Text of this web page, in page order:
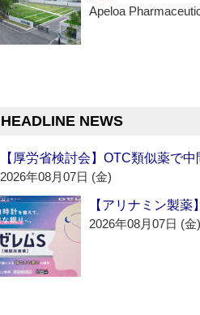
Apeloa
HEADLINE NEWS
【厚労省検討会】OTC類似薬で
2026年08月07日 (金)
【アリナミン製
2026年08月07日 (金)